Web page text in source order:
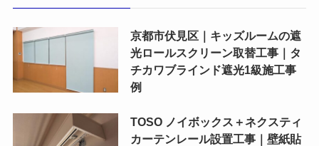
京都市伏見区｜キッズルームの遮
光ロールスクリーン取替工事｜タ
チカワブラインド遮光1級施工事
例
TOSO ノイボックス＋ネクスティ
カーテンレール設置工事｜壁紙貼